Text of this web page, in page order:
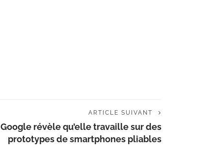
ARTICLE SUIVANT
Google révèle qu’elle travaille sur des
prototypes de smartphones pliables